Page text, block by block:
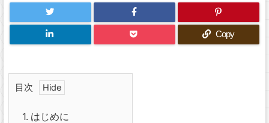
Copy
目次
1. はじめに